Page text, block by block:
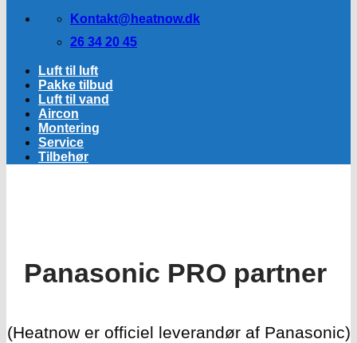
Kontakt@heatnow.dk
26 34 20 45
Luft til luft
Pakke tilbud
Luft til vand
Aircon
Montering
Service
Tilbehør
Panasonic PRO partner
(Heatnow er officiel leverandør af Panasonic)